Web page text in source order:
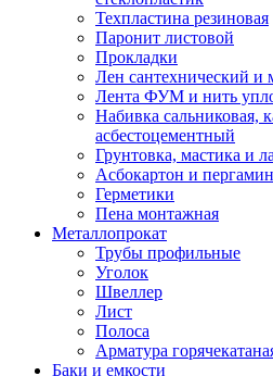
Техпластина резиновая
Паронит листовой
Прокладки
Лен сантехнический и
Лента ФУМ и нить
Набивка сальниковая,
асбестоцементный
Грунтовка, мастика и
Асбокартон и пергамин
Герметики
Пена монтажная
Металлопрокат
Трубы профильные
Уголок
Швеллер
Лист
Полоса
Арматура
Баки и емкости